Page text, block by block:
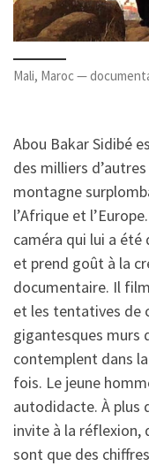
Mali, Maroc —
Abou Bakar Sidibé
des milliers
montagne
l’Afrique et
caméra qui lui a été
et prend goût à la
documentaire. Il
et les tentatives de
gigantesques murs
contemplent dans
fois. Le jeune
autodidacte. À plus
invite à la réflexion,
sont que des